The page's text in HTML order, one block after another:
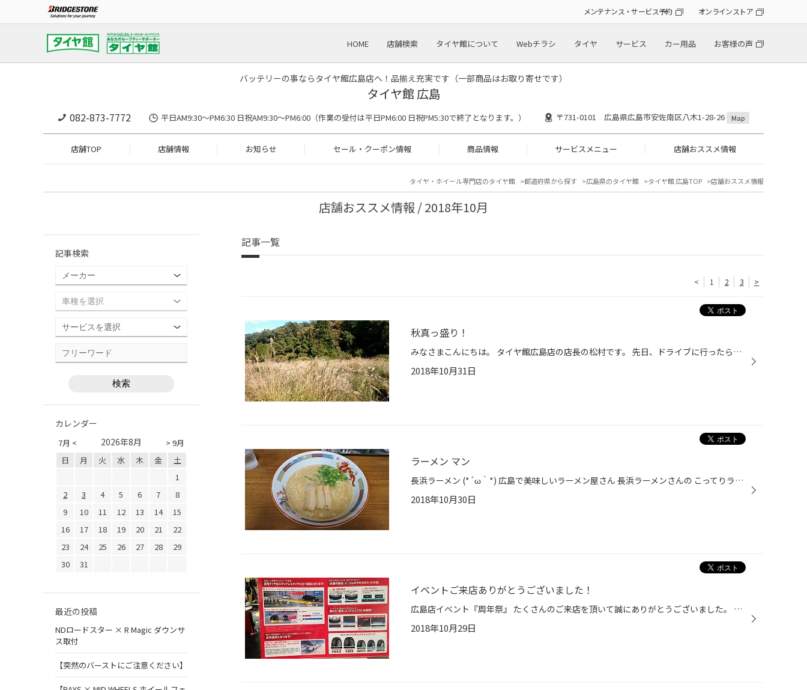
メンテナンス・サービス予約 オンラインストア
HOME 店舗検索 タイヤ館について Webチラシ タイヤ サービス カー用品 お客様の声
バッテリーの事ならタイヤ館広島店へ！品揃え充実です（一部商品はお取り寄せです）
タイヤ館 広島
082-873-7772 平日AM9:30～PM6:30 日祝AM9:30〜PM6:00（作業の受付は平日PM6:00 日祝PM5:30で終了となります。） 〒731-0101 広島県広島市安佐南区八木1-28-26 Map
店舗TOP 店舗情報 お知らせ セール・クーポン情報 商品情報 サービスメニュー 店舗おススメ情報
タイヤ・ホイール専門店のタイヤ館 都道府県から探す 広島県のタイヤ館 タイヤ館 広島TOP 店舗おススメ情報
店舗おススメ情報 / 2018年10月
記事一覧
< 1 2 3 >
秋真っ盛り！
みなさまこんにちは。 タイヤ館広島店の店長の松村です。 先日、ドライブに行ったら…↓ すすきがいっぱい！ 秋らしい風景にほっこり♪ けさも寒かったですね！ みなさま冬の準備はお早めに！ スタッドレスの準備もお早めに！
2018年10月31日
ラーメン マン
長浜ラーメン (*´ω｀*) 広島で美味しいラーメン屋さん 長浜ラーメンさんの こってりラーメン!! 安佐南区のお店は水曜日 替え玉無料！ これはラーメン好きには たまらないですね(#^.^#) 11月、12月に突入します 皆さんご準備お早めに‼️
2018年10月30日
イベントご来店ありがとうございました！
広島店イベント『周年祭』 たくさんのご来店を頂いて誠にありがとうございました。 ここで、あらためて『冬タイヤ』についておさらいしてみましょう！ なぜ冬タイヤを履く必要があるか？ それは路面の積雪や凍結によりタイヤがすべり、『進む』『曲がる』『止まる』という性能が発揮できなくなる危...
2018年10月29日
記事検索
カレンダー
7月 < > 9月
2026年8月
日 月 火 水 木 金
土
1
2
3 4 5 6 7
8
9
10 11 12 13 14
15
16
17 18 19 20 21
22
23
24 25 26 27 28
29
30
31
最近の投稿
NDロードスター × R Magic ダウンサ
ス取付
【突然のバーストにご注意ください】